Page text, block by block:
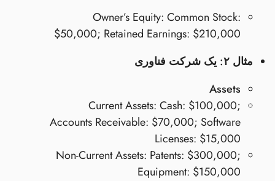
Owner’s Equity: Common Stock:
$50,000; Retained Earnings: $210,000
مثال ۲: یک شرکت فناوری
Assets
Current Assets: Cash: $100,000;
Accounts Receivable: $70,000; Software
Licenses: $15,000
Non-Current Assets: Patents: $300,000;
Equipment: $150,000